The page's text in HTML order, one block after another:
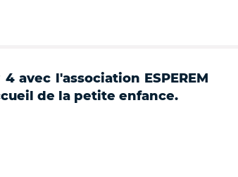
avec l'association ESPEREM
de la petite enfance.